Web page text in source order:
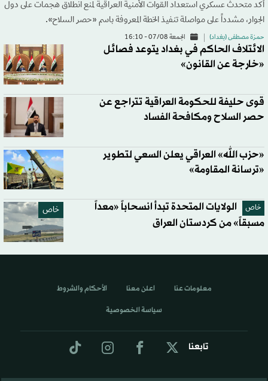
أكد متحدث عسكري استعداد القوات الأمنية العراقية لمنع انطلاق هجمات على دول
الجوار، مشدداً على مواصلة تنفيذ الخطة المعروفة باسم «حصر السلاح».
حمزة مصطفى (بغداد) الجمعة 07/08 - 16:10
الائتلاف الحاكم في بغداد يتوعد فصائل
«خارجة عن القانون»
قوى حليفة للحكومة العراقية تتراجع عن
حصر السلاح ومكافحة الفساد
«حزب الله» العراقي يعلن السعي لتطوير
«ترسانة المقاومة»
خاص خاص
الولايات المتحدة تبدأ انسحاباً «معداً
مسبقاً» من كردستان العراق
تابعنا
معلومات عنا اعلن معنا الأحكام والشروط
سياسة الخصوصية